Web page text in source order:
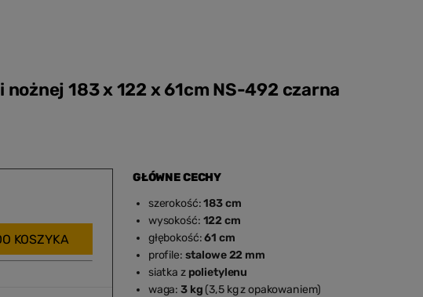
nożnej 183 x 122 x 61cm NS-492 czarna
KOSZYKA
GŁÓWNE CECHY
szerokość:183 cm
wysokość: 122 cm
głębokość:61 cm
profile: stalowe 22 mm
siatka z polietylenu
waga:3 kg (3,5 kg z opakowaniem)